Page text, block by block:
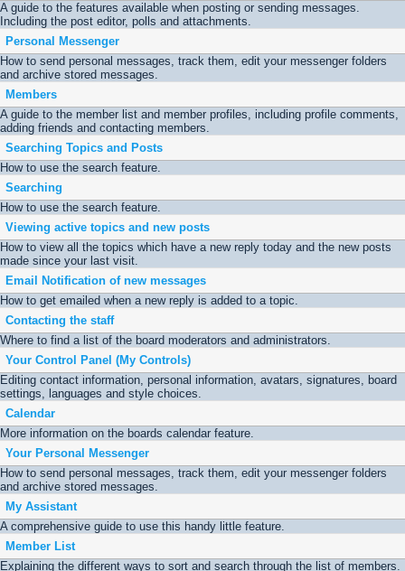
A guide to the features available when posting or sending messages.
Including the post editor, polls and attachments.
Personal Messenger
How to send personal messages, track them, edit your messenger folders
and archive stored messages.
Members
A guide to the member list and member profiles, including profile comments,
adding friends and contacting members.
Searching Topics and Posts
How to use the search feature.
Searching
How to use the search feature.
Viewing active topics and new posts
How to view all the topics which have a new reply today and the new posts
made since your last visit.
Email Notification of new messages
How to get emailed when a new reply is added to a topic.
Contacting the staff
Where to find a list of the board moderators and administrators.
Your Control Panel (My Controls)
Editing contact information, personal information, avatars, signatures, board
settings, languages and style choices.
Calendar
More information on the boards calendar feature.
Your Personal Messenger
How to send personal messages, track them, edit your messenger folders
and archive stored messages.
My Assistant
A comprehensive guide to use this handy little feature.
Member List
Explaining the different ways to sort and search through the list of members.